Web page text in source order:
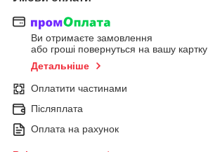
Ви отримаєте замовлення
або гроші повернуться на вашу картку
Детальніше
Оплатити частинами
Післяплата
Оплата на рахунок